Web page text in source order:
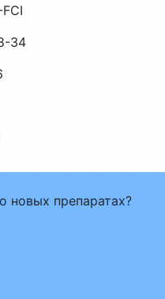
34
новых препаратах?